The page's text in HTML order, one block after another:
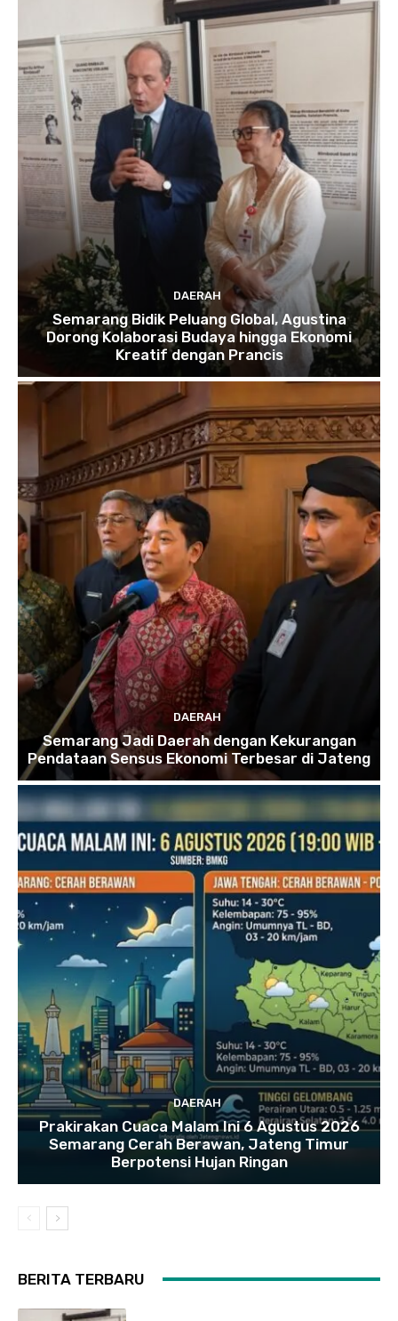
DAERAH
Semarang Bidik Peluang Global, Agustina
Dorong Kolaborasi Budaya hingga Ekonomi
Kreatif dengan Prancis
DAERAH
Semarang Jadi Daerah dengan Kekurangan
Pendataan Sensus Ekonomi Terbesar di Jateng
DAERAH
Prakirakan Cuaca Malam Ini 6 Agustus 2026
Semarang Cerah Berawan, Jateng Timur
Berpotensi Hujan Ringan
BERITA TERBARU